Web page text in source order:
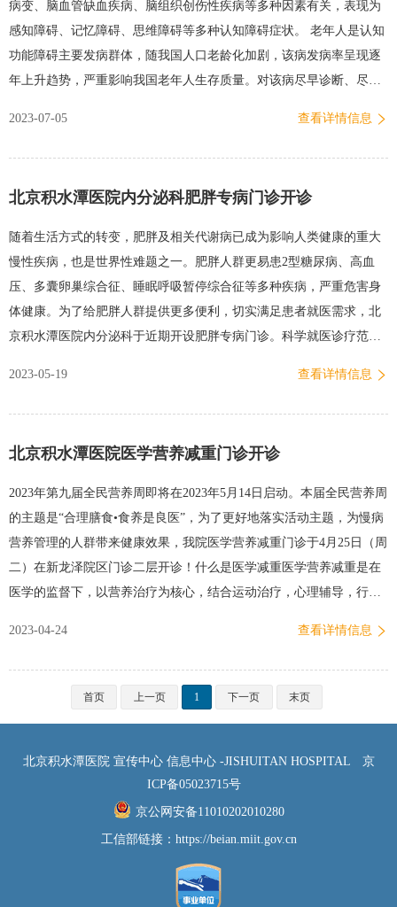
每个班级都可能有受到学习障碍困扰的孩子。此外，一些研究还发
现，学习障碍在男孩中的发生率比女孩更高。例如，阅读障碍在男孩
中的发生率约为女孩的两倍。问：学习障碍有哪些分类？学习障碍是
病变、脑血管缺血疾病、脑组织创伤性疾病等多种因素有关，表现为
感知障碍、记忆障碍、思维障碍等多种认知障碍症状。 老年人是认知
功能障碍主要发病群体，随我国人口老龄化加剧，该病发病率呈现逐
年上升趋势，严重影响我国老年人生存质量。对该病尽早诊断、尽早
（下周一）正式开诊，由心理行为医学科多位专家出诊，帮助认知障
小程序、114挂号平台等途径预约挂号，挂号时请选择“新龙泽院
区”—“心理行为医学科”—“认知障碍门诊”。出诊时间：李小钧副主任
医师周一，周三上午刘福权主治医师周二上午，周五下午出诊地点：
新龙泽院区 门诊楼四层认知障碍损害可以涉及记忆、学习、定向、理
解、判断、计算、语言、视空间功能、分析及解决问题等能力。常见
临床表现：1.记忆障碍：主要以近记忆受损为主，如不能记住…
2023-07-05 查看详情信息
北京积水潭医院内分泌科肥胖专病门诊开诊
随着生活方式的转变，肥胖及相关代谢病已成为影响人类健康的重大
慢性疾病，也是世界性难题之一。肥胖人群更易患2型糖尿病、高血
压、多囊卵巢综合征、睡眠呼吸暂停综合征等多种疾病，严重危害身
体健康。为了给肥胖人群提供更多便利，切实满足患者就医需求，北
京积水潭医院内分泌科于近期开设肥胖专病门诊。科学就医诊疗范围
胖病因及相关并发症筛查、身体成分分析、生活方式调查等途径对患
活，远离肥胖。出诊专家霍丽丽 内分泌科医学博士，主任医师，副教
授擅长：肥胖症及其相关代谢病的评估和诊疗出诊时间及诊区位置周
一上午 回龙观门诊二层内科门诊周三上午 新龙泽门诊五层C4通道挂
号方式患者可通过北京积水潭医院挂号小程序、北京积水潭医院微信
订阅号、114挂号平台预约挂号。选择“预约挂号”→选择院区→选
择“内科”→选择“内分泌科门诊”→选择日期并预约“肥胖专病门诊”。
2023-05-19 查看详情信息
北京积水潭医院医学营养减重门诊开诊
2023年第九届全民营养周即将在2023年5月14日启动。本届全民营养周
的主题是“合理膳食•食养是良医”，为了更好地落实活动主题，为慢病
营养管理的人群带来健康效果，我院医学营养减重门诊于4月25日（周
二）在新龙泽院区门诊二层开诊！什么是医学减重医学营养减重是在
医学的监督下，以营养治疗为核心，结合运动治疗，心理辅导，行为
有效性，第三是其目标——获得健康。医学营养减重就是要让减重回
到医学的呵护之下，这是医学营养减重和普通减重的区别所在。医学
01、医学评估医学营养减重的第一步是医学评估，从一般状况、人体
测量和代谢分析、医学检测等方面进行信息收集，根据结果进行减重
风险评估。一方面由于超重/肥胖者通常合并各种慢性疾病（如糖尿
病、心血管疾病等），制定减重方案应考虑和监测多脏器功能异常
2023-04-24 查看详情信息
首页 上一页 1 下一页 末页
北京积水潭医院 宣传中心 信息中心 -JISHUITAN HOSPITAL
京
ICP备05023715号
京公网安备11010202010280
工信部链接： https://beian.miit.gov.cn